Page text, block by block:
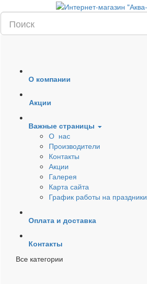
О компании
Акции
Важные страницы
О нас
Производители
Контакты
Акции
Галерея
Карта сайта
График работы на праздники
Оплата и доставка
Контакты
Все категории